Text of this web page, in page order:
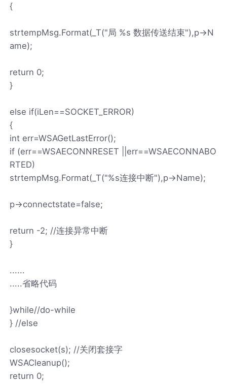
{
strtempMsg.Format(_T("局 %s 数据传送结束"),p->N
ame);
return 0;
}
else if(iLen==SOCKET_ERROR)
{
int err=WSAGetLastError();
if (err==WSAECONNRESET ||err==WSAECONNABO
RTED)
strtempMsg.Format(_T("%s连接中断"),p->Name);
p->connectstate=false;
return -2; //连接异常中断
}
......
.....省略代码
}while//do-while
} //else
closesocket(s); //关闭套接字
WSACleanup();
return 0;